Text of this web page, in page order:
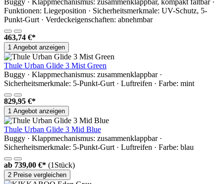
Buggy · Klappmechanismus: zusammenklappbar, kompakt faltbar ·
Funktionen: Liegeposition · Sicherheitsmerkmale: UV-Schutz, 5-
Punkt-Gurt · Verdeckeigenschaften: abnehmbar
463,74 €*
1 Angebot anzeigen
Thule Urban Glide 3 Mist Green
Buggy · Klappmechanismus: zusammenklappbar ·
Sicherheitsmerkmale: 5-Punkt-Gurt · Luftreifen · Farbe: mint
829,95 €*
1 Angebot anzeigen
Thule Urban Glide 3 Mid Blue
Buggy · Klappmechanismus: zusammenklappbar ·
Sicherheitsmerkmale: 5-Punkt-Gurt · Luftreifen · Farbe: blau
ab 739,00 €* (1Stück)
2 Preise vergleichen